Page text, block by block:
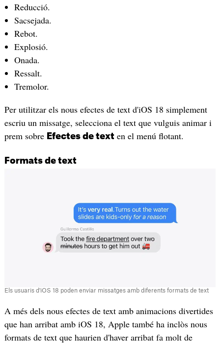
Reducció.
Sacsejada.
Rebot.
Explosió.
Onada.
Ressalt.
Tremolor.
Per utilitzar els nous efectes de text d'iOS 18 simplement
escriu un missatge, selecciona el text que vulguis animar i
prem sobre Efectes de texten el menú flotant.
Formats de text
Els usuaris d'iOS 18 poden enviar missatges amb diferents formats de text
A més dels nous efectes de text amb animacions divertides
que han arribat amb iOS 18, Apple també ha inclòs nous
formats de text que haurien d'haver arribat fa molt de